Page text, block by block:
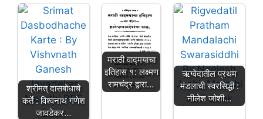
श्रीमत् दासबोधाचे
कर्ते : विश्वनाथ गणेश
जावडेकर…
मराठी वाद्मयाचा
इतिहास १: लक्ष्मण
रामचंद्र द्वारा…
ऋग्वेदातील प्रथम
मंडलाची स्वरसिद्धी :
नीलेश जोशी…